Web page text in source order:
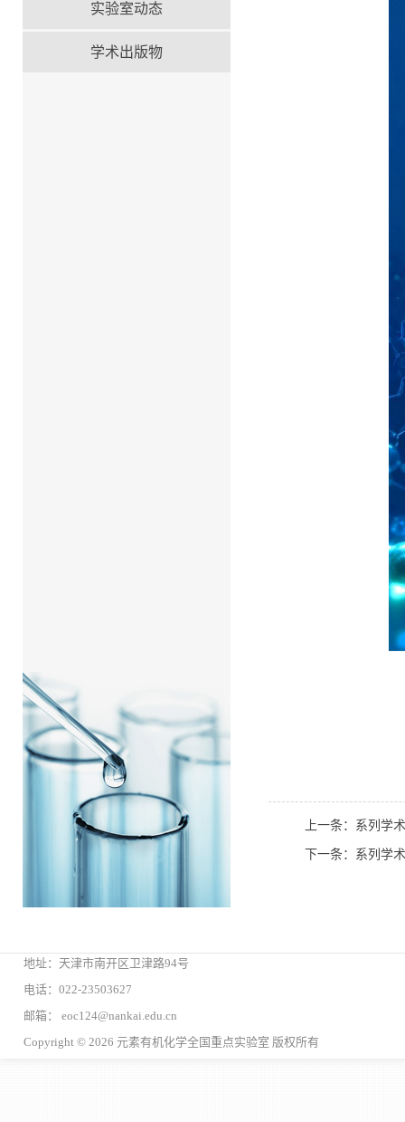
实验室动态
学术出版物
上一条：系列学
下一条：系列学
地址：天津市南开区卫津路94号
电话：022-23503627
邮箱： eoc124@nankai.edu.cn
Copyright © 2026 元素有机化学全国重点实验室 版权所有